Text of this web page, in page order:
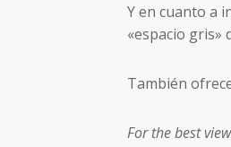
Y en cuanto a
«espacio gris»
También
For the best